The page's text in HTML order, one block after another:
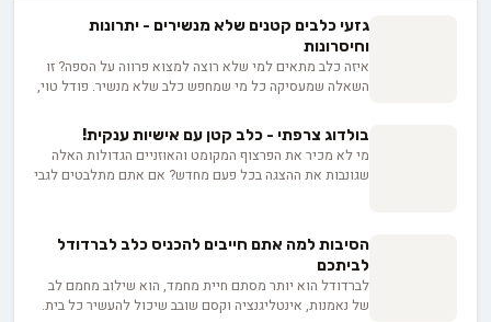
גזעי כלבים קטנים שלא מנשירים - יתרונות
וחיסרונות
איזה כלב מתאים למי שלא רוצה למצוא פרווה על הספה? זו
השאלה שמעסיקה כל מי שמחפש כלב שלא מנשיר. פודל טוי,
עם צרכי טיפוח שונים. אבל התווית "היפואלרגני" יכולה
להטעות, ולפני שמשקיעים 3,000 עד 8,000 ש"ח בגור חשוב
לדעת בדיוק מה לשאול את המוכר כדי להבדיל בין הבטחה
למציאות.
בולדוג צרפתי - כלב קטן עם אישיות ענקית!
מי לא מכיר את הפרצוף המקומט והאוזניים הגדולות האלה
שגונבות את ההצגה בכל פעם מחדש? אם אתם מתלבטים לגבי
והאופי החברותי, הוא יכול להיות בן הלוויה מושלם למשפחה
שלכם. בואו נצלול פנימה ונגלה מה הופך את הבולדוג הצרפתי
לכל כך מיוחד, ואיך תוכלו לדאוג לו בצורה הטובה ביותר.
מוכנים לפגוש את החבר הכי טוב של האדם?
הסיבות למה אתם חייבים להכניס כלב לברדודל
לביתכם
לברדודל הוא יותר מסתם חיית מחמד, הוא שילוב מחמם לב
של נאמנות, אינטליגנציה וקסם שובב שיכול להעשיר כל בית.